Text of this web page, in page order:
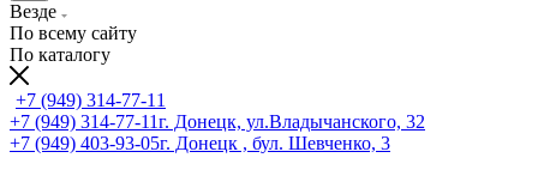
Везде
По всему сайту
По каталогу
+7 (949) 314-77-11
+7 (949) 314-77-11г. Донецк, ул.Владычанского, 32
+7 (949) 403-93-05г. Донецк , бул. Шевченко, 3